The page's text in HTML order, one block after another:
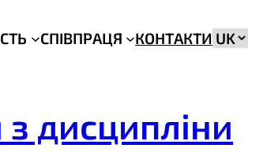
СПІВПРАЦЯ КОНТАКТИ
з дисципліни